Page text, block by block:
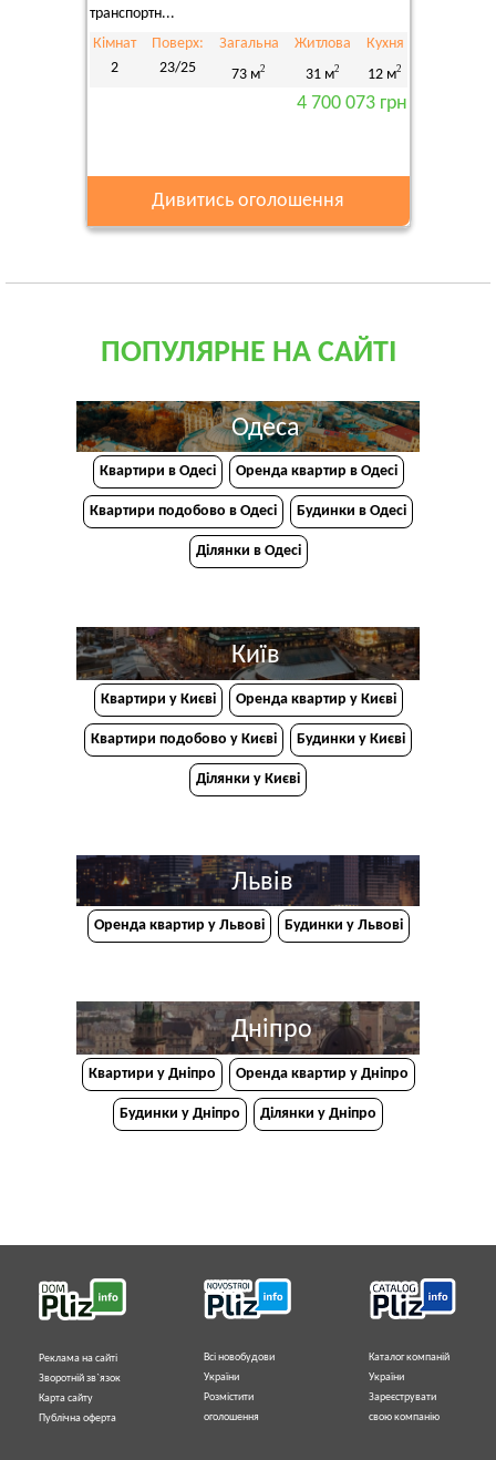
транспортн...
Кімнат
2
Поверх:
23/25
Загальна
73 м2
Житлова
31 м2
Кухня
12 м2
4 700 073 грн
Дивитись оголошення
ПОПУЛЯРНЕ НА САЙТІ
Одеса
Квартири в Одесі Оренда квартир в Одесі
Квартири подобово в Одесі Будинки в Одесі
Ділянки в Одесі
Київ
Квартири у Києві Оренда квартир у Києві
Квартири подобово у Києві Будинки у Києві
Ділянки у Києві
Львів
Оренда квартир у Львові Будинки у Львові
Дніпро
Квартири у Дніпрo Оренда квартир у Дніпро
Будинки у Дніпро Ділянки у Дніпро
Реклама на сайті
Зворотній зв`язок
Карта сайту
Публічна оферта
Всі новобудови
України
Розмістити
оголошення
Каталог компаній
України
Зареєструвати
свою компанію